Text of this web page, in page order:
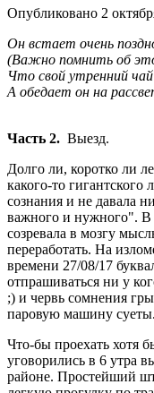
Опубликовано 2
Он встает очень
(Важно помнить об
Что свой утренний
А обедает он на
Часть 2. Выезд.
Долго ли, коротко ли
какого-то гигантского
сознания и не давала
важного и нужного". В
созревала в мозгу
переработать. На
времени 27/08/17
отпрашиваться ни у
;) и червь сомнения
паровую машину суеты.
Что-бы проехать хотя
уговорились в 6 утра
районе. Простейший